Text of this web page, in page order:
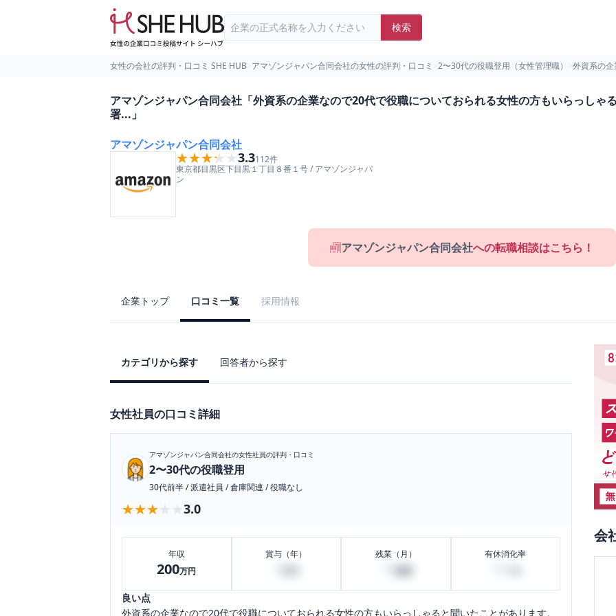
検索
女性の会社の評判・口コミ SHE HUB アマゾンジャパン合同会社の女性の評判・口コミ 2〜30代の役職登用（女性管理職） 外資系の
アマゾンジャパン合同会社「外資系の企業なので20代で役職についておられる女性の方もいらっしゃ
署...」
アマゾンジャパン合同会社
★★★★★
★★★★★3.3112件
東京都目黒区下目黒１丁目８番１号/アマゾンジャパ
ン
アマゾンジャパン合同会社への転職相談はこちら！
企業トップ 口コミ一覧 採用情報
カテゴリから探す 回答者から探す
女性社員の口コミ詳細
アマゾンジャパン合同会社の女性社員の評判・口コミ
2〜30代の役職登用
30代前半/派遣社員 /倉庫関連 /役職なし
★★★★★
★★★★★ 3.0
年収
200万円
賞与（年） 残業（月） 有休消化率
良い点
外資系の企業なので20代で役職についておられる女性の方もいらっしゃると聞いたことがあります。
会